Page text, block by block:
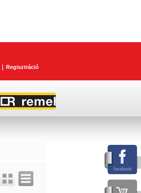
Regisztráció